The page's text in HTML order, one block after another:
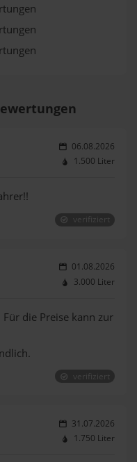
06.08.2026
1.500 Liter
verifiziert
01.08.2026
3.000 Liter
die Preise kann zur
verifiziert
31.07.2026
1.750 Liter